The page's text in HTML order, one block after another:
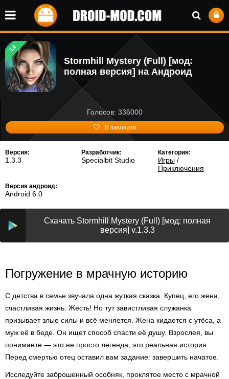
3.6
Stormhill Mystery (Full) [мод:
полная версия] на Андроид
Голосов: 336000
В закладки
Версия:
1.3.3
Разработчик:
Specialbit Studio
Категория:
Игры/
Приключения
Версия андроид:
Android 6.0
Скачать Stormhill Mystery (Full) [мод: полная
версия] v.1.3.3
Погружение в мрачную историю
С детства в семье звучала одна жуткая сказка. Купец, его жена,
счастливая жизнь. Жесть! Но тут завистливая служанка
призывает злые силы и всё меняется. Жена кидается с утёса, а
муж её в беде. Он ищет способ спасти её душу. Взрослея, вы
понимаете — это не просто легенда, это реальная история.
Перед смертью отец оставил вам задание: завершить начатое.
Исследуйте заброшенный особняк, проклятое место с мрачной